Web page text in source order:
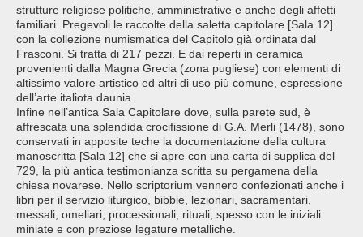
strutture religiose politiche, amministrative e anche degli affetti
familiari. Pregevoli le raccolte della saletta capitolare [Sala 12]
con la collezione numismatica del Capitolo già ordinata dal
Frasconi. Si tratta di 217 pezzi. E dai reperti in ceramica
provenienti dalla Magna Grecia (zona pugliese) con elementi di
altissimo valore artistico ed altri di uso più comune, espressione
dell’arte italiota daunia.
Infine nell’antica Sala Capitolare dove, sulla parete sud, è
affrescata una splendida crocifissione di G.A. Merli (1478), sono
conservati in apposite teche la documentazione della cultura
manoscritta [Sala 12] che si apre con una carta di supplica del
729, la più antica testimonianza scritta su pergamena della
chiesa novarese. Nello scriptorium vennero confezionati anche i
libri per il servizio liturgico, bibbie, lezionari, sacramentari,
messali, omeliari, processionali, rituali, spesso con le iniziali
miniate e con preziose legature metalliche.